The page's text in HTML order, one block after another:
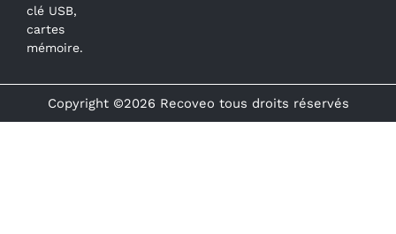
clé USB,
cartes
mémoire.
Copyright ©2026 Recoveo tous droits réservés